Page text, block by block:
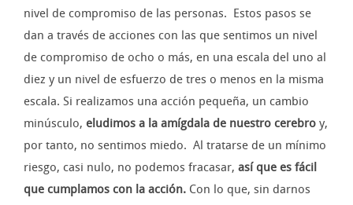
nivel de compromiso de las personas. Estos pasos se
dan a través de acciones con las que sentimos un nivel
de compromiso de ocho o más, en una escala del uno al
diez y un nivel de esfuerzo de tres o menos en la misma
escala. Si realizamos una acción pequeña, un cambio
minúsculo, eludimos a la amígdala de nuestro cerebro y,
por tanto, no sentimos miedo. Al tratarse de un mínimo
riesgo, casi nulo, no podemos fracasar, así que es fácil
que cumplamos con la acción. Con lo que, sin darnos